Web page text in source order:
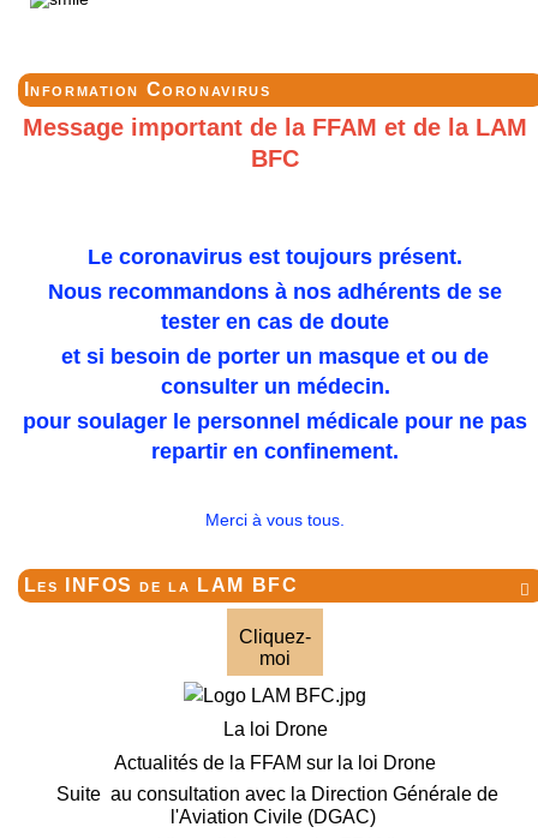
Information Coronavirus
Message important de la FFAM et de la LAM
BFC
Le coronavirus est toujours présent.
Nous recommandons à nos adhérents de se
tester en cas de doute
et si besoin de porter un masque et ou de
consulter un médecin.
pour soulager le personnel médicale pour ne pas
repartir en confinement.
Merci à vous tous.

Les INFOS de la LAM BFC
Cliquez-
moi
La loi Drone
Actualités de la FFAM sur la loi Drone
Suite au consultation avec la Direction Générale de
l'Aviation Civile (DGAC)